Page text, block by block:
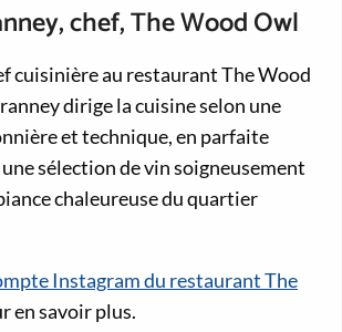
chef, The Wood Owl
cuisinière au restaurant The Wood
dirige la cuisine selon une
et technique, en parfaite
sélection de vin soigneusement
chaleureuse du quartier
Instagram du restaurant The
en savoir plus.